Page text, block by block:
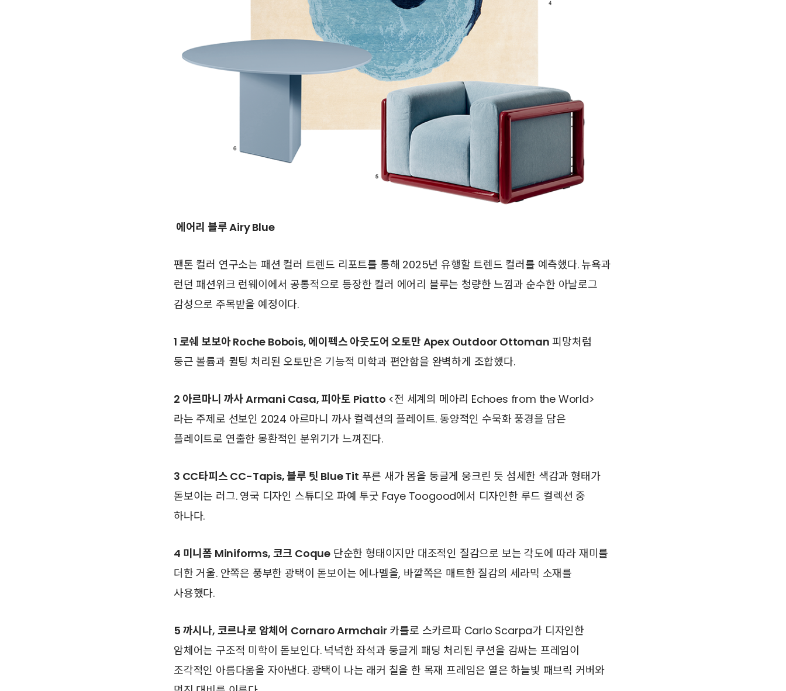
에어리 블루 Airy Blue
팬톤 컬러 연구소는 패션 컬러 트렌드 리포트를 통해 2025년 유행할 트렌드 컬러를 예측했다. 뉴욕과
런던 패션위크 런웨이에서 공통적으로 등장한 컬러 에어리 블루는 청량한 느낌과 순수한 아날로그
감성으로 주목받을 예정이다.
1 로쉐 보보아 Roche Bobois, 에이펙스 아웃도어 오토만 Apex Outdoor Ottoman 피망처럼
둥근 볼륨과 퀼팅 처리된 오토만은 기능적 미학과 편안함을 완벽하게 조합했다.
2 아르마니 까사 Armani Casa, 피아토 Piatto <전 세계의 메아리 Echoes from the World>
라는 주제로 선보인 2024 아르마니 까사 컬렉션의 플레이트. 동양적인 수묵화 풍경을 담은
플레이트로 연출한 몽환적인 분위기가 느껴진다.
3 CC타피스 CC-Tapis, 블루 팃 Blue Tit 푸른 새가 몸을 둥글게 웅크린 듯 섬세한 색감과 형태가
돋보이는 러그. 영국 디자인 스튜디오 파예 투굿 Faye Toogood에서 디자인한 루드 컬렉션 중
하나다.
4 미니폼 Miniforms, 코크 Coque 단순한 형태이지만 대조적인 질감으로 보는 각도에 따라 재미를
더한 거울. 안쪽은 풍부한 광택이 돋보이는 에나멜을, 바깥쪽은 매트한 질감의 세라믹 소재를
사용했다.
5 까시나, 코르나로 암체어 Cornaro Armchair카를로 스카르파 Carlo Scarpa가 디자인한
암체어는 구조적 미학이 돋보인다. 넉넉한 좌석과 둥글게 패딩 처리된 쿠션을 감싸는 프레임이
조각적인 아름다움을 자아낸다. 광택이 나는 래커 칠을 한 목재 프레임은 옅은 하늘빛 패브릭 커버와